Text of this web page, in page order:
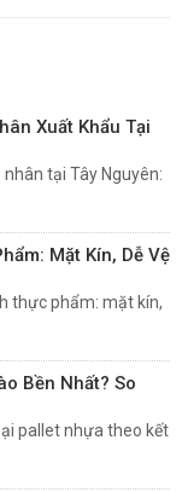
Xuất Khẩu Tại
tại Tây Nguyên:
Mặt Kín, Dễ Vệ
thực phẩm: mặt kín,
Bền Nhất? So
pallet nhựa theo kết